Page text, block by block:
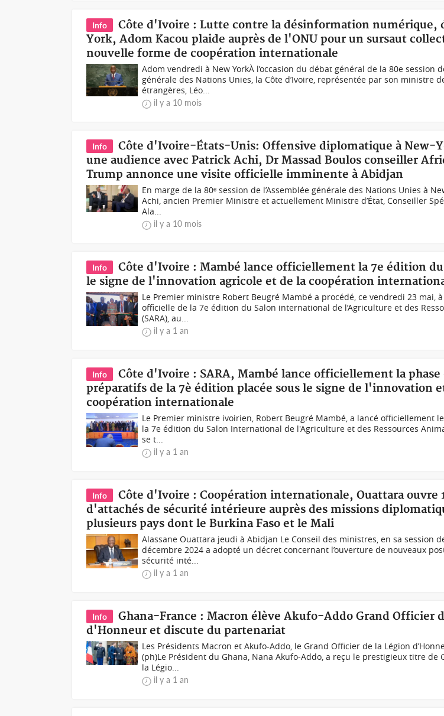
Info
Côte d'Ivoire : Lutte contre la désinformation numérique,
York, Adom Kacou plaide auprès de l'ONU pour un sursaut
nouvelle forme de coopération internationale
Adom vendredi à New YorkÀ l’occasion du débat général de la 80e session
générale des Nations Unies, la Côte d’Ivoire, représentée par son ministre
étrangères, Léo...
il y a 10 mois
Info
Côte d'Ivoire-États-Unis: Offensive diplomatique à New-
une audience avec Patrick Achi, Dr Massad Boulos conseiller
Trump annonce une visite officielle imminente à Abidjan
En marge de la 80ᵉ session de l’Assemblée générale des Nations Unies à
Achi, ancien Premier Ministre et actuellement Ministre d’État, Conseiller
Ala...
il y a 10 mois
Info
Côte d'Ivoire : Mambé lance officiellement la 7e édition du
le signe de l'innovation agricole et de la coopération
Le Premier ministre Robert Beugré Mambé a procédé, ce vendredi 23 mai,
officielle de la 7e édition du Salon international de l’Agriculture et des
(SARA), au...
il y a 1 an
Info
Côte d'Ivoire : SARA, Mambé lance officiellement la phase
préparatifs de la 7è édition placée sous le signe de l'innovation
coopération internationale
Le Premier ministre ivoirien, Robert Beugré Mambé, a lancé officiellement
la 7e édition du Salon International de l'Agriculture et des Ressources
se t...
il y a 1 an
Info
Côte d'Ivoire : Coopération internationale, Ouattara ouvre
d'attachés de sécurité intérieure auprès des missions
plusieurs pays dont le Burkina Faso et le Mali
Alassane Ouattara jeudi à Abidjan Le Conseil des ministres, en sa session
décembre 2024 a adopté un décret concernant l’ouverture de nouveaux
sécurité inté...
il y a 1 an
Info
Ghana-France : Macron élève Akufo-Addo Grand Officier
d'Honneur et discute du partenariat
Les Présidents Macron et Akufo-Addo, le Grand Officier de la Légion
(ph)Le Président du Ghana, Nana Akufo-Addo, a reçu le prestigieux titre de
la Légio...
il y a 1 an